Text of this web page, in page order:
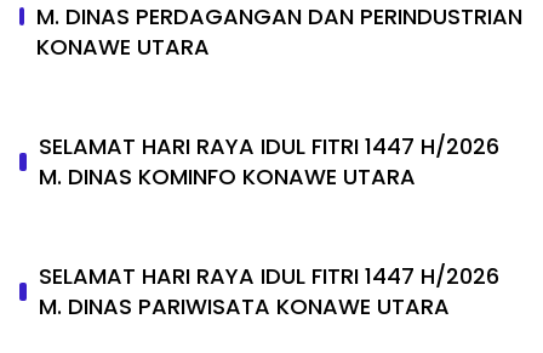
M. DINAS PERDAGANGAN DAN PERINDUSTRIAN
KONAWE UTARA
SELAMAT HARI RAYA IDUL FITRI 1447 H/2026
M. DINAS KOMINFO KONAWE UTARA
SELAMAT HARI RAYA IDUL FITRI 1447 H/2026
M. DINAS PARIWISATA KONAWE UTARA